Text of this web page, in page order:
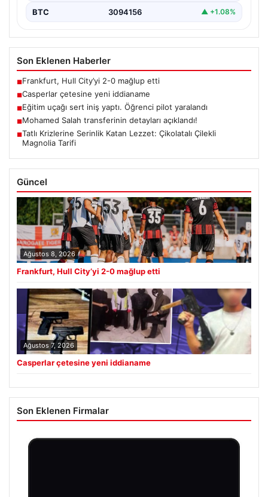
BTC 3094156 ▲ +1.08%
Son Eklenen Haberler
■Frankfurt, Hull City’yi 2-0 mağlup etti
■Casperlar çetesine yeni iddianame
■Eğitim uçağı sert iniş yaptı. Öğrenci pilot yaralandı
■Mohamed Salah transferinin detayları açıklandı!
■Tatlı Krizlerine Serinlik Katan Lezzet: Çikolatalı Çilekli
Magnolia Tarifi
Güncel
Ağustos 8, 2026
Frankfurt, Hull City’yi 2-0 mağlup etti
Ağustos 7, 2026
Casperlar çetesine yeni iddianame
Son Eklenen Firmalar